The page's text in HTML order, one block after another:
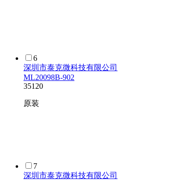
6
深圳市泰克微科技有限公司
ML20098B-902
35120
原装
7
深圳市泰克微科技有限公司